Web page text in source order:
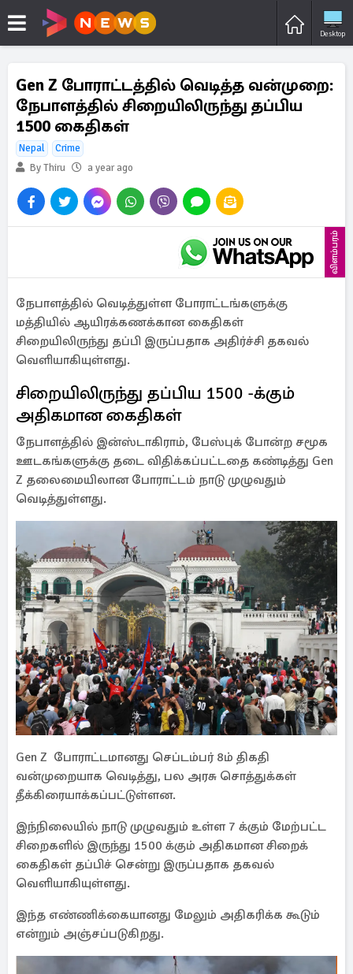
Desktop
Gen Z போராட்டத்தில் வெடித்த வன்முறை:
நேபாளத்தில் சிறையிலிருந்து தப்பிய
1500 கைதிகள்
Nepal
Crime
By Thiru
a year ago
விளம்பரம்
நேபாளத்தில் வெடித்துள்ள போராட்டங்களுக்கு
மத்தியில் ஆயிரக்கணக்கான கைதிகள்
சிறையிலிருந்து தப்பி இருப்பதாக அதிர்ச்சி தகவல்
வெளியாகியுள்ளது.
சிறையிலிருந்து தப்பிய 1500 -க்கும்
அதிகமான கைதிகள்
நேபாளத்தில் இன்ஸ்டாகிராம், பேஸ்புக் போன்ற சமூக
ஊடகங்களுக்கு தடை விதிக்கப்பட்டதை கண்டித்து Gen
Z தலைமையிலான போராட்டம் நாடு முழுவதும்
வெடித்துள்ளது.
Gen Z போராட்டமானது செப்டம்பர் 8ம் திகதி
வன்முறையாக வெடித்து, பல அரசு சொத்துக்கள்
தீக்கிரையாக்கப்பட்டுள்ளன.
இந்நிலையில் நாடு முழுவதும் உள்ள 7 க்கும் மேற்பட்ட
சிறைகளில் இருந்து 1500 க்கும் அதிகமான சிறைக்
கைதிகள் தப்பிச் சென்று இருப்பதாக தகவல்
வெளியாகியுள்ளது.
இந்த எண்ணிக்கையானது மேலும் அதிகரிக்க கூடும்
என்றும் அஞ்சப்படுகிறது.